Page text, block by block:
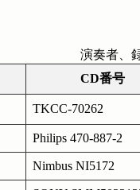
演奏者、
CD番号
TKCC-70262
Philips 470-887-2
Nimbus NI5172